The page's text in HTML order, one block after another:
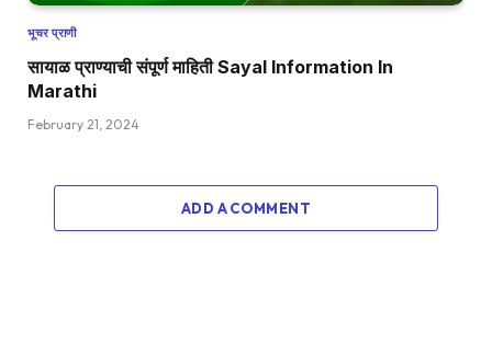
भूचर प्राणी
सायाळ प्राण्याची संपूर्ण माहिती Sayal Information In
Marathi
February 21, 2024
ADD A COMMENT